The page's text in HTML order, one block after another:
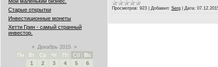
Старые открытки
Инвестиционные монеты
Хетти Грин - самый странный
инвестор.
« Декабрь 2015 »
Пн
Вт Ср Чт Пт Сб
Вс
1
2 3 4 5
6
Просмотров: 923 Добавил: Serg Дата: